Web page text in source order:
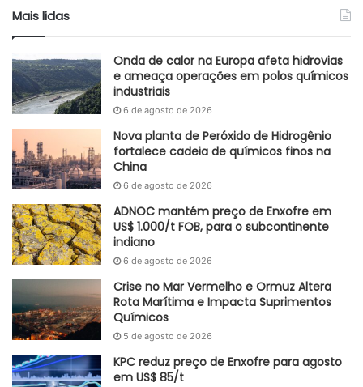
Mais lidas
Onda de calor na Europa afeta hidrovias
e ameaça operações em polos químicos
industriais
6 de agosto de 2026
Nova planta de Peróxido de Hidrogênio
fortalece cadeia de químicos finos na
China
6 de agosto de 2026
ADNOC mantém preço de Enxofre em
US$ 1.000/t FOB, para o subcontinente
indiano
6 de agosto de 2026
Crise no Mar Vermelho e Ormuz Altera
Rota Marítima e Impacta Suprimentos
Químicos
5 de agosto de 2026
KPC reduz preço de Enxofre para agosto
em US$ 85/t